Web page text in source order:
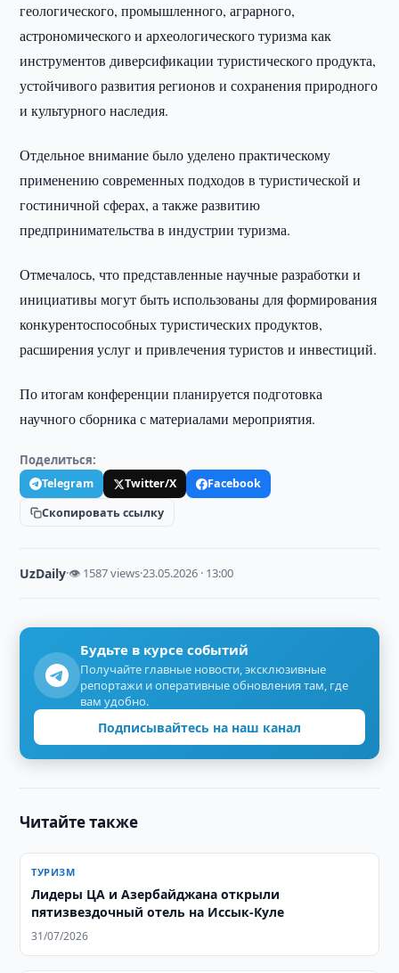
геологического, промышленного, аграрного,
астрономического и археологического туризма как
инструментов диверсификации туристического продукта,
устойчивого развития регионов и сохранения природного
и культурного наследия.
Отдельное внимание было уделено практическому
применению современных подходов в туристической и
гостиничной сферах, а также развитию
предпринимательства в индустрии туризма.
Отмечалось, что представленные научные разработки и
инициативы могут быть использованы для формирования
конкурентоспособных туристических продуктов,
расширения услуг и привлечения туристов и инвестиций.
По итогам конференции планируется подготовка
научного сборника с материалами мероприятия.
Поделиться:
Telegram Twitter/X
Facebook
Скопировать ссылку
UzDaily·👁 1587 views·23.05.2026 · 13:00
Будьте в курсе событий
Получайте главные новости, эксклюзивные
репортажи и оперативные обновления там, где
вам удобно.
Подписывайтесь на наш канал
Читайте также
ТУРИЗМ
Лидеры ЦА и Азербайджана открыли
пятизвездочный отель на Иссык-Куле
31/07/2026